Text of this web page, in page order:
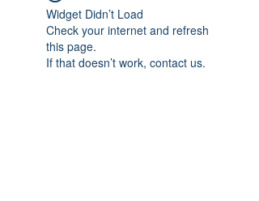
Widget Didn’t Load
Check your internet and refresh
this page.
If that doesn’t work, contact us.